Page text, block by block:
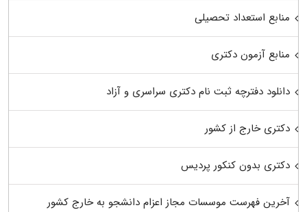
منابع استعداد تحصیلی
منابع آزمون دکتری
دانلود دفترچه ثبت نام دکتری سراسری و آزاد
دکتری خارج از کشور
دکتری بدون کنکور پردیس
آخرین فهرست موسسات مجاز اعزام دانشجو به خارج کشور